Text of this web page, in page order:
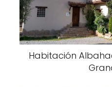
Habitación